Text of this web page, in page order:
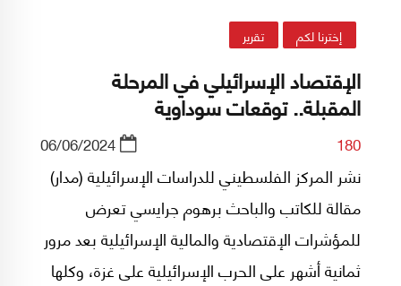
إخترنا لكم تقرير
الإقتصاد الإسرائيلي في المرحلة
المقبلة.. توقعات سوداوية
180
06/06/2024
نشر المركز الفلسطيني للدراسات الإسرائيلية (مدار)
مقالة للكاتب والباحث برهوم جرايسي تعرض
للمؤشرات الإقتصادية والمالية الإسرائيلية بعد مرور
ثمانية أشهر على الحرب الإسرائيلية على غزة، وكلها